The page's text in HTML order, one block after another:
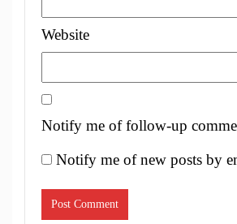
Website
Notify me of follow-up
Notify me of new posts by